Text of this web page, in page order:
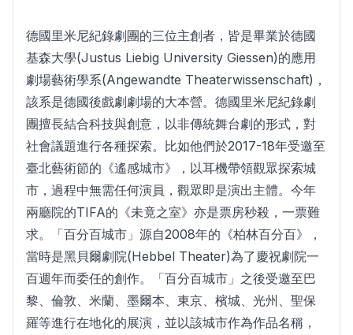
德國里米尼紀錄劇團的三位主創者，皆是畢業於德國
基森大學(Justus Liebig University Giessen)的應用
劇場藝術學系(Angewandte Theaterwissenschaft)，
該系是德國後戲劇劇場的大本營。德國里米尼紀錄劇
團擅長結合科技與創意，以非傳統舞台劇的形式，對
社會議題進行各種探索。比如他們於2017-18年受邀至
臺北藝術節的《遙感城市》，以耳機帶領觀眾探索城
市，過程中無需任何演員，觀眾即是演出主體。今年
兩廳院的TIFA的《未竟之室》亦是票房秒殺，一票難
求。「百分百城市」源自2008年的《柏林百分百》，
當時是黑貝爾劇院(Hebbel Theater)為了慶祝劇院一
百週年而委任的創作。「百分百城市」之後受邀至巴
黎、倫敦、米蘭、墨爾本、東京、檳城、光州、聖保
羅等進行在地化的展演，並以該城市作為作品名稱，